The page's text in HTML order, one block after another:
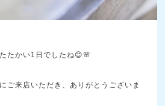
たかい1日でしたね😊🌸
ご来店いただき、ありがとうございま